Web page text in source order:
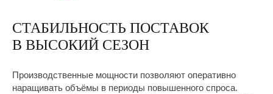
СТАБИЛЬНОСТЬ ПОСТАВОК
В ВЫСОКИЙ СЕЗОН
Производственные мощности позволяют оперативно
наращивать объёмы в периоды повышенного спроса.